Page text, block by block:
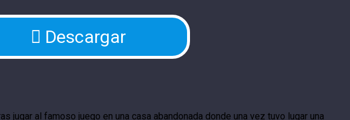
Descargar
al famoso juego en una casa abandonada donde una vez tuvo lugar una